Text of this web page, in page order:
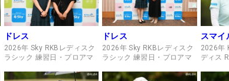
ドレス
2026年 Sky RKBレディスク
ラシック 練習日・プロアマ
ドレス
2026年 Sky RKBレディスク
ラシック 練習日・プロアマ
スマイ
2026年
ディス